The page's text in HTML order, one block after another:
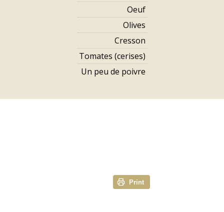
Oeuf
Olives
Cresson
Tomates (cerises)
Un peu de poivre
Print